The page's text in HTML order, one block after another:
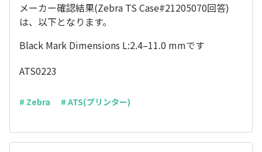
メーカー確認結果(Zebra TS Case#21205070回答)
は、以下となります。
Black Mark Dimensions L:2.4–11.0 mmです
ATS0223
# Zebra # ATS(プリンター)